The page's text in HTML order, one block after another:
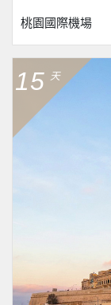
桃園國際機場
15 天